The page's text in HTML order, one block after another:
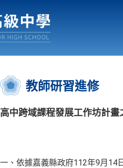
:::
教師研習進修
高中跨域課程發展工作坊計畫
一、依據嘉義縣政府112年9月14